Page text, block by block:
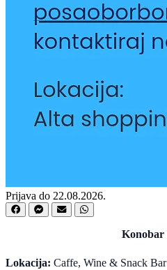
Prijava do 22.08.2026.
Konobar
Lokacija: Caffe, Wine & Snack